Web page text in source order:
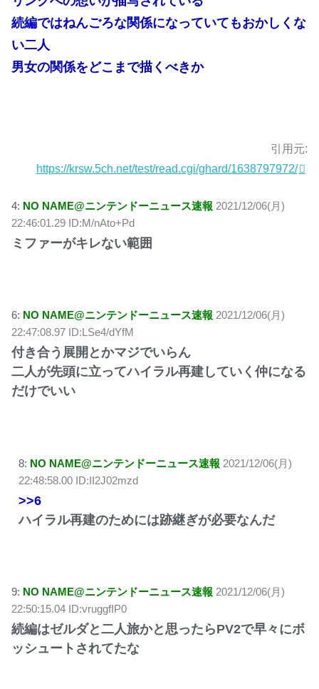
続編ではねんごろな関係になっていてもおかしくな
い二人
男女の関係をどこまで描くべきか
引用元:
https://krsw.5ch.net/test/read.cgi/ghard/1638797972/
4: NO NAME@ニンテンドーニュース速報 2021/12/06(月)
22:46:01.29 ID:M/nAto+Pd
ミファーがキレない範囲
6: NO NAME@ニンテンドーニュース速報 2021/12/06(月)
22:47:08.97 ID:LSe4/dYfM
付き合う展開とかマジでいらん
二人が先頭に立ってハイラル再建していく仲になる
だけでいい
8: NO NAME@ニンテンドーニュース速報 2021/12/06(月)
22:48:58.00 ID:II2J02mzd
>>6
ハイラル再建のためには跡継ぎが必要なんだ
9: NO NAME@ニンテンドーニュース速報 2021/12/06(月)
22:50:15.04 ID:vruggfIP0
続編はゼルダと二人旅かと思ったらPV2で早々にボ
ッシュートされてたな